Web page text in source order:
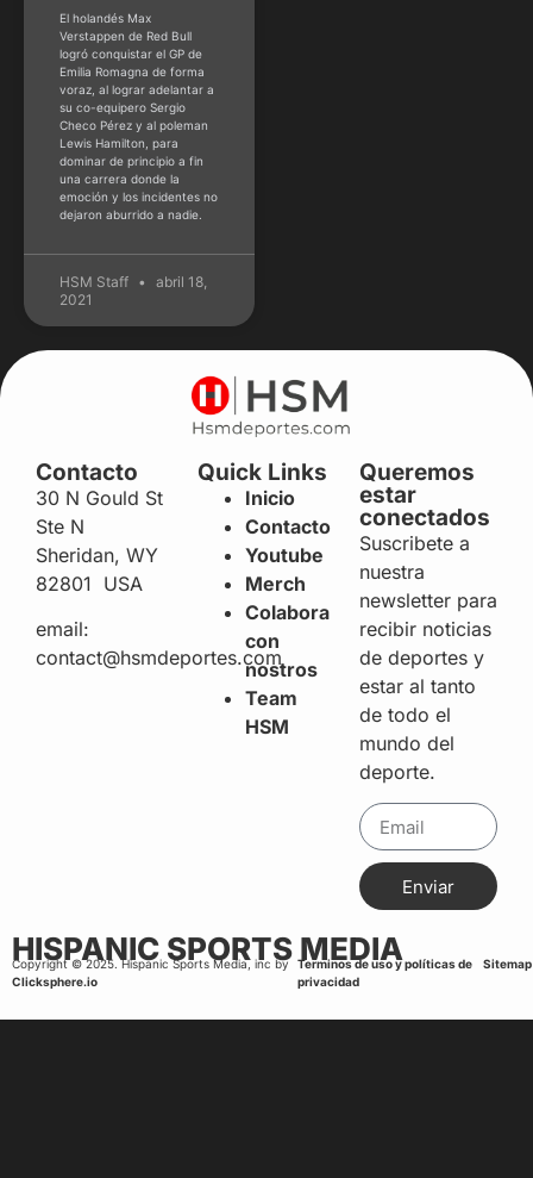
El holandés Max
Verstappen de Red Bull
logró conquistar el GP de
Emilia Romagna de forma
voraz, al lograr adelantar a
su co-equipero Sergio
Checo Pérez y al poleman
Lewis Hamilton, para
dominar de principio a fin
una carrera donde la
emoción y los incidentes no
dejaron aburrido a nadie.
HSM Staff
abril 18,
2021
Contacto
30 N Gould St
Ste N
Sheridan, WY
82801 USA
email:
contact@hsmdeportes.com
Quick Links
Inicio
Contacto
Youtube
Merch
Colabora
con
nostros
Team
HSM
Queremos
estar
conectados
Suscribete a
nuestra
newsletter para
recibir noticias
de deportes y
estar al tanto
de todo el
mundo del
deporte.
Enviar
HISPANIC SPORTS MEDIA
Copyright © 2025. Hispanic Sports Media, inc by
Clicksphere.io
Terminos de uso y políticas de
privacidad
Sitemap